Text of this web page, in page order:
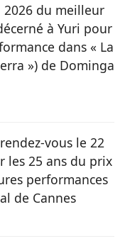
2026 du meilleur
à Yuri pour
dans « La
») de Dominga
vous le 22
les 25 ans du prix
performances
de Cannes